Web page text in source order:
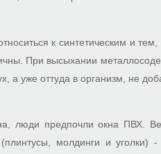
к синтетическим и
При высыхании
а уже оттуда в организм, не
люди предпочли окна ПВХ.
молдинги и уголки)